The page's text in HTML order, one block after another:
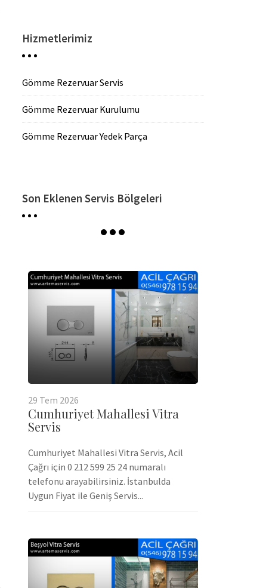
Hizmetlerimiz
Gömme Rezervuar Servis
Gömme Rezervuar Kurulumu
Gömme Rezervuar Yedek Parça
Son Eklenen Servis Bölgeleri
29 Tem 2026
Cumhuriyet Mahallesi Vitra
Servis
Cumhuriyet Mahallesi Vitra Servis, Acil
Çağrı için 0 212 599 25 24 numaralı
telefonu arayabilirsiniz. İstanbulda
Uygun Fiyat ile Geniş Servis...